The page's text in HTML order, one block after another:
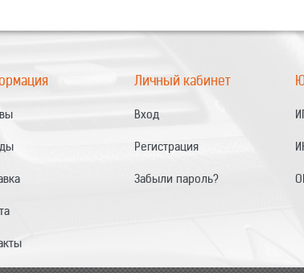
Личный кабинет
Вход
Регистрация
Забыли пароль?